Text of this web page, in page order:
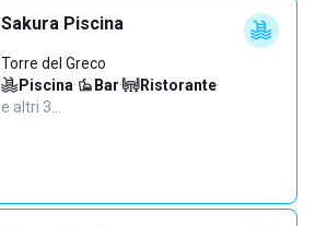
Sakura Piscina
Torre del Greco
Piscina· Bar· Ristorante·
e altri 3…